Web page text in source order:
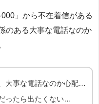
」から不在着信がある
のある大事な電話なのか
大事な電話なのか心配…
ったら出たくない…